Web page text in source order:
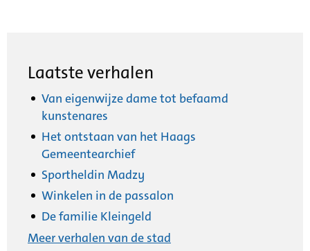
Laatste verhalen
Van eigenwijze dame tot befaamd
kunstenares
Het ontstaan van het Haags
Gemeentearchief
Sportheldin Madzy
Winkelen in de passalon
De familie Kleingeld
Meer verhalen van de stad